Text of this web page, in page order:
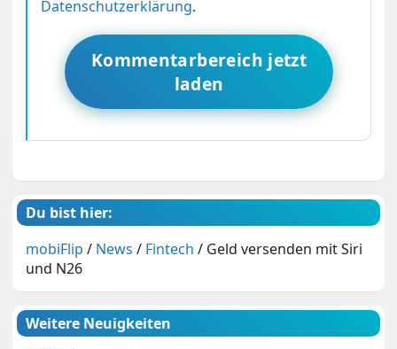
Datenschutzerklärung.
Kommentarbereich jetzt
laden
Du bist hier:
mobiFlip / News / Fintech / Geld versenden mit Siri
und N26
Weitere Neuigkeiten